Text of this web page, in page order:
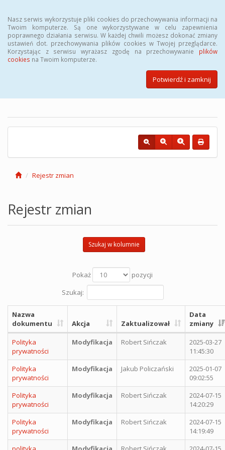
Nasz serwis wykorzystuje pliki cookies do przechowywania informacji na
Twoim komputerze. Są one wykorzystywane w celu zapewnienia
poprawnego działania serwisu. W każdej chwili możesz dokonać zmiany
ustawień dot. przechowywania plików cookies w Twojej przeglądarce.
Korzystając z serwisu wyrażasz zgodę na przechowywanie plików
cookies na Twoim komputerze.
Potwierdź i zamknij
Biuletyn Informacji Publicznej
Powiatowego Urzędu Pracy w
Rejestr zmian
Rejestr zmian
Szukaj w kolumnie
Pokaż
pozycji
Szukaj:
Nazwa
dokumentu
Akcja Zaktualizował
Data
zmiany
Polityka
prywatności
Modyfikacja Robert Sińczak
2025-03-27
11:45:30
Polityka
prywatności
Modyfikacja Jakub Policzański
2025-01-07
09:02:55
Polityka
prywatności
Modyfikacja Robert Sińczak
2024-07-15
14:20:29
Polityka
prywatności
Modyfikacja Robert Sińczak
2024-07-15
14:19:49